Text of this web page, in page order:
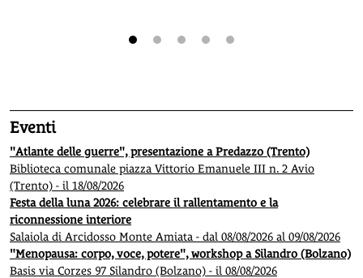
Eventi
"Atlante delle guerre", presentazione a Predazzo (Trento)
Biblioteca comunale piazza Vittorio Emanuele III n. 2 Avio
(Trento) - il 18/08/2026
Festa della luna 2026: celebrare il rallentamento e la
riconnessione interiore
Salaiola di Arcidosso Monte Amiata - dal 08/08/2026 al 09/08/2026
"Menopausa: corpo, voce, potere", workshop a Silandro (Bolzano)
Basis via Corzes 97 Silandro (Bolzano) - il 08/08/2026